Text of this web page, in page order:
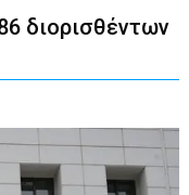
διορισθέντων